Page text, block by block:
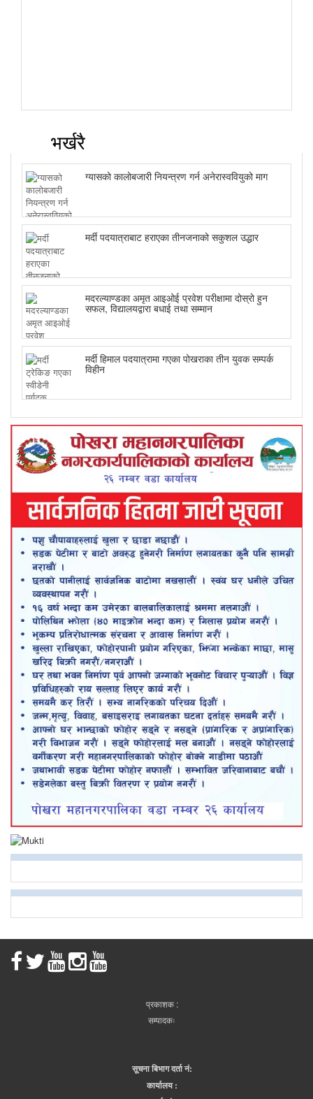
भर्खरै
ग्यासको कालोबजारी नियन्त्रण गर्न अनेरास्ववियुको माग
मर्दी पदयात्राबाट हराएका तीनजनाको सकुशल उद्धार
मदरल्याण्डका अमृत आइओई प्रवेश परीक्षामा दोस्रो हुन
सफल, विद्यालयद्वारा बधाई तथा सम्मान
मर्दी हिमाल पदयात्रामा गएका पोखराका तीन युवक सम्पर्क
विहीन
प्रकाशक :
सम्पादकः
सूचना बिभाग दर्ता नं:
कार्यालय :